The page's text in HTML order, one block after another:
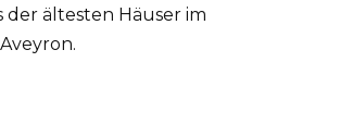
der ältesten Häuser im